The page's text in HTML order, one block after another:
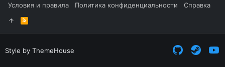
Условия и правила Политика конфиденциальности Справка
R
S
S
Style by ThemeHouse